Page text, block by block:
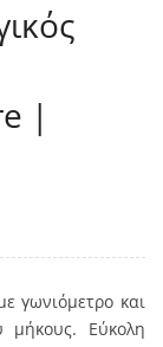
|
γωνιόμετρο και
μήκους. Εύκολη